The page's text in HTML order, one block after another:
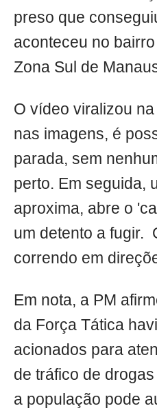
preso que
aconteceu no
Zona Sul de
O vídeo viralizou
nas imagens, é
parada, sem
perto. Em seguida,
aproxima, abre o
um detento a fugir.
correndo em
Em nota, a PM
da Força Tática
acionados para
de tráfico de
a população pode